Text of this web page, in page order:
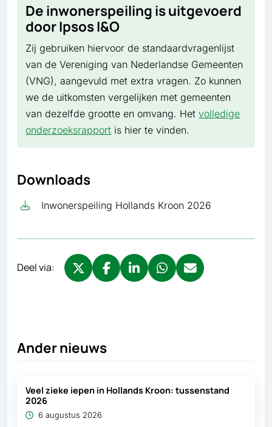
De inwonerspeiling is uitgevoerd
door Ipsos I&O
Zij gebruiken hiervoor de standaardvragenlijst
van de Vereniging van Nederlandse Gemeenten
(VNG), aangevuld met extra vragen. Zo kunnen
we de uitkomsten vergelijken met gemeenten
van dezelfde grootte en omvang. Hetvolledige
onderzoeksrapport is hier te vinden.
Downloads
Inwonerspeiling Hollands Kroon 2026
Deel via:
Ander nieuws
Veel zieke iepen in Hollands Kroon: tussenstand
2026
6 augustus 2026